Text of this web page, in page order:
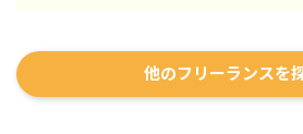
対策を1人で担当
約7倍(3,000→約
わせ件数を1件か
26歳で退職。国
療短期大学へ入学。 ■ 柔道整
家資格取得・整形外科
他のフリーランスを